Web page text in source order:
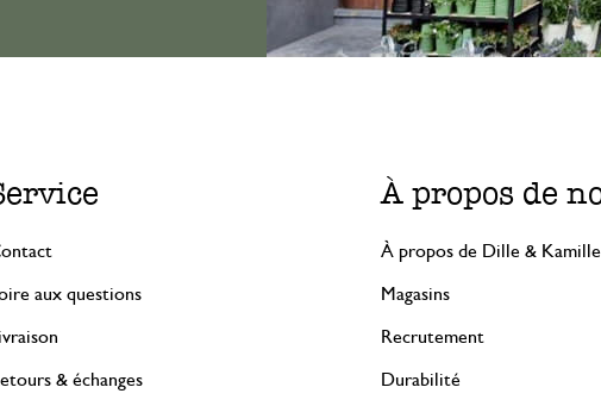
aux questions
& échanges
À propos de
À propos de Dille & Kamille
Magasins
Recrutement
Durabilité